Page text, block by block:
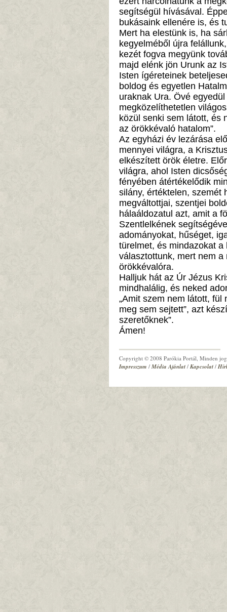
segítségül hívásával.
bukásaink ellenére is, és
Mert ha elestünk is, ha
kegyelméből újra
kezét fogva megyünk
majd elénk jön Urunk az
Isten ígéreteinek
boldog és egyetlen
uraknak Ura. Övé
megközelíthetetlen
közül senki sem látott, és
az örökkévaló hatalom”.
Az egyházi év lezárása
mennyei világra, a
elkészített örök életre.
világra, ahol Isten
fényében átértékelődik
silány, értéktelen, szemét
megváltottjai, szentjei
hálaáldozatul azt, amit a
Szentlelkének
adományokat, hűséget,
türelmet, és mindazokat
választottunk, mert nem
örökkévalóra.
Halljuk hát az Úr Jézus
mindhalálig, és neked
„Amit szem nem látott,
meg sem sejtett”, azt
szeretőknek”.
Ámen!
Copyright © 2008 Parókia Portál, Minden
Impresszum / Média Ajánlat / Kapcsolat /